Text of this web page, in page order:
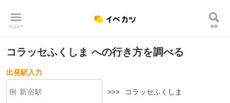
メニュー 検索
コラッセふくしま への行き方を調べる
出発駅入力
>>> コラッセふくしま